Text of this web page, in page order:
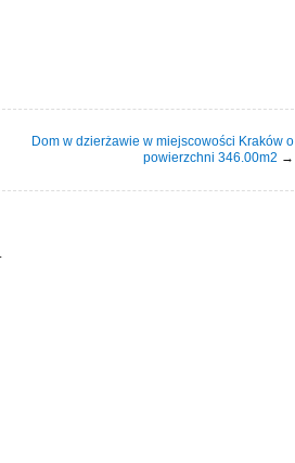
Dom w dzierżawie w miejscowości Kraków o
powierzchni 346.00m2 →